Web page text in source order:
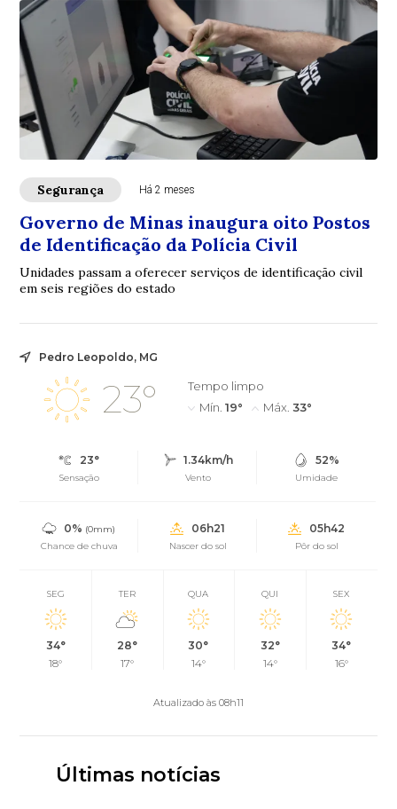
Segurança Há 2 meses
Governo de Minas inaugura oito Postos
de Identificação da Polícia Civil
Unidades passam a oferecer serviços de identificação civil
em seis regiões do estado
Pedro Leopoldo, MG
23°
Tempo limpo
Mín. 19° Máx. 33°
23°
Sensação
1.34km/h
Vento
52%
Umidade
0% (0mm)
Chance de chuva
06h21
Nascer do sol
05h42
Pôr do sol
SEG
34°
18°
TER
28°
17°
QUA
30°
14°
QUI
32°
14°
SEX
34°
16°
Atualizado às 08h11
Últimas notícias